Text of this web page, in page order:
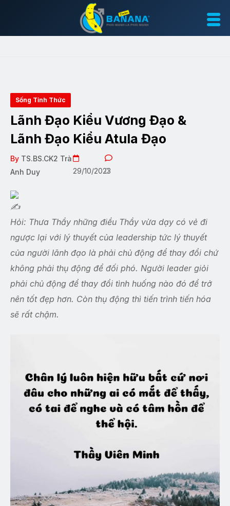
Sống Tỉnh Thức
Lãnh Đạo Kiểu Vương Đạo &
Lãnh Đạo Kiểu Atula Đạo
By TS.BS.CK2 Trà
Anh Duy
29/10/2023
0
Hỏi: Thưa Thầy những điều Thầy vừa dạy có vẻ đi
ngược lại với lý thuyết của leadership tức lý thuyết
của người lãnh đạo là phải chủ động để thay đổi chứ
không phải thụ động để đối phó. Người leader giỏi
phải chủ động để thay đổi tình huống nào đó để trở
nên tốt đẹp hơn. Còn thụ động thì tiến trình tiến hóa
sẽ rất chậm.